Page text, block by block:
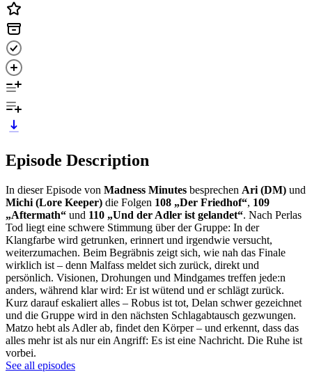
Episode Description
In dieser Episode von Madness Minutes besprechen Ari (DM) und
Michi (Lore Keeper) die Folgen 108 „Der Friedhof“, 109
„Aftermath“ und 110 „Und der Adler ist gelandet“. Nach Perlas
Tod liegt eine schwere Stimmung über der Gruppe: In der
Klangfarbe wird getrunken, erinnert und irgendwie versucht,
weiterzumachen. Beim Begräbnis zeigt sich, wie nah das Finale
wirklich ist – denn Malfass meldet sich zurück, direkt und
persönlich. Visionen, Drohungen und Mindgames treffen jede:n
anders, während klar wird: Er ist wütend und er schlägt zurück.
Kurz darauf eskaliert alles – Robus ist tot, Delan schwer gezeichnet
und die Gruppe wird in den nächsten Schlagabtausch gezwungen.
Matzo hebt als Adler ab, findet den Körper – und erkennt, dass das
alles mehr ist als nur ein Angriff: Es ist eine Nachricht. Die Ruhe ist
vorbei.
See all episodes